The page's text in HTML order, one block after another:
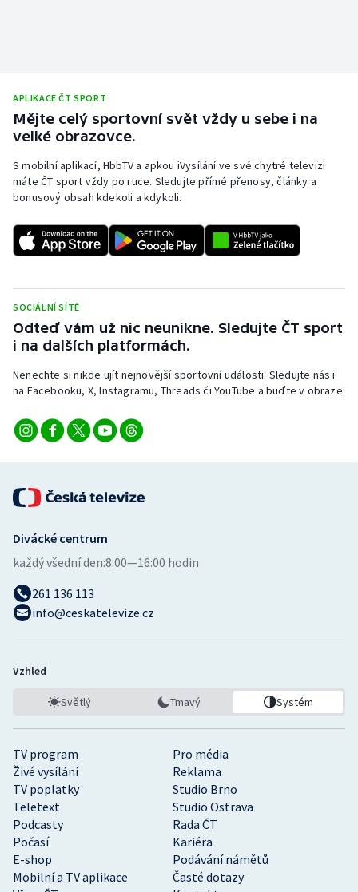
APLIKACE ČT SPORT
Mějte celý sportovní svět vždy u sebe i na
velké obrazovce.
S mobilní aplikací, HbbTV a apkou iVysílání ve své chytré televizi
máte ČT sport vždy po ruce. Sledujte přímé přenosy, články a
bonusový obsah kdekoli a kdykoli.
SOCIÁLNÍ SÍTĚ
Odteď vám už nic neunikne. Sledujte ČT sport
i na dalších platformách.
Nenechte si nikde ujít nejnovější sportovní události. Sledujte nás i
na Facebooku, X, Instagramu, Threads či YouTube a buďte v obraze.
TV program
Pro média
Živé vysílání
Reklama
TV poplatky
Studio Brno
Teletext
Studio Ostrava
Podcasty
Rada ČT
Počasí
Kariéra
E-shop
Podávání námětů
Mobilní a TV aplikace
Časté dotazy
Divácké centrum
každý všední den:8:00—16:00 hodin
261 136 113
info@ceskatelevize.cz
Vzhled
Světlý Tmavý Systém